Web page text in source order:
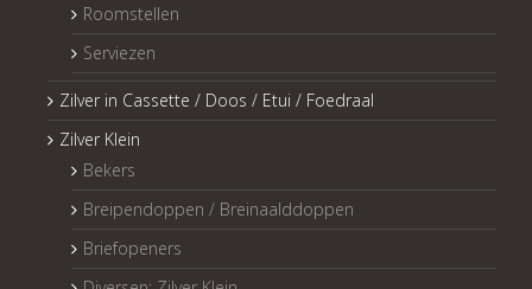
Roomstellen
Serviezen
Zilver in Cassette / Doos / Etui / Foedraal
Zilver Klein
Bekers
Breipendoppen / Breinaalddoppen
Briefopeners